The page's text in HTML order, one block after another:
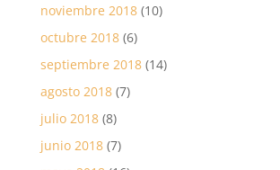
noviembre 2018(10)
octubre 2018(6)
septiembre 2018(14)
agosto 2018(7)
julio 2018(8)
junio 2018(7)